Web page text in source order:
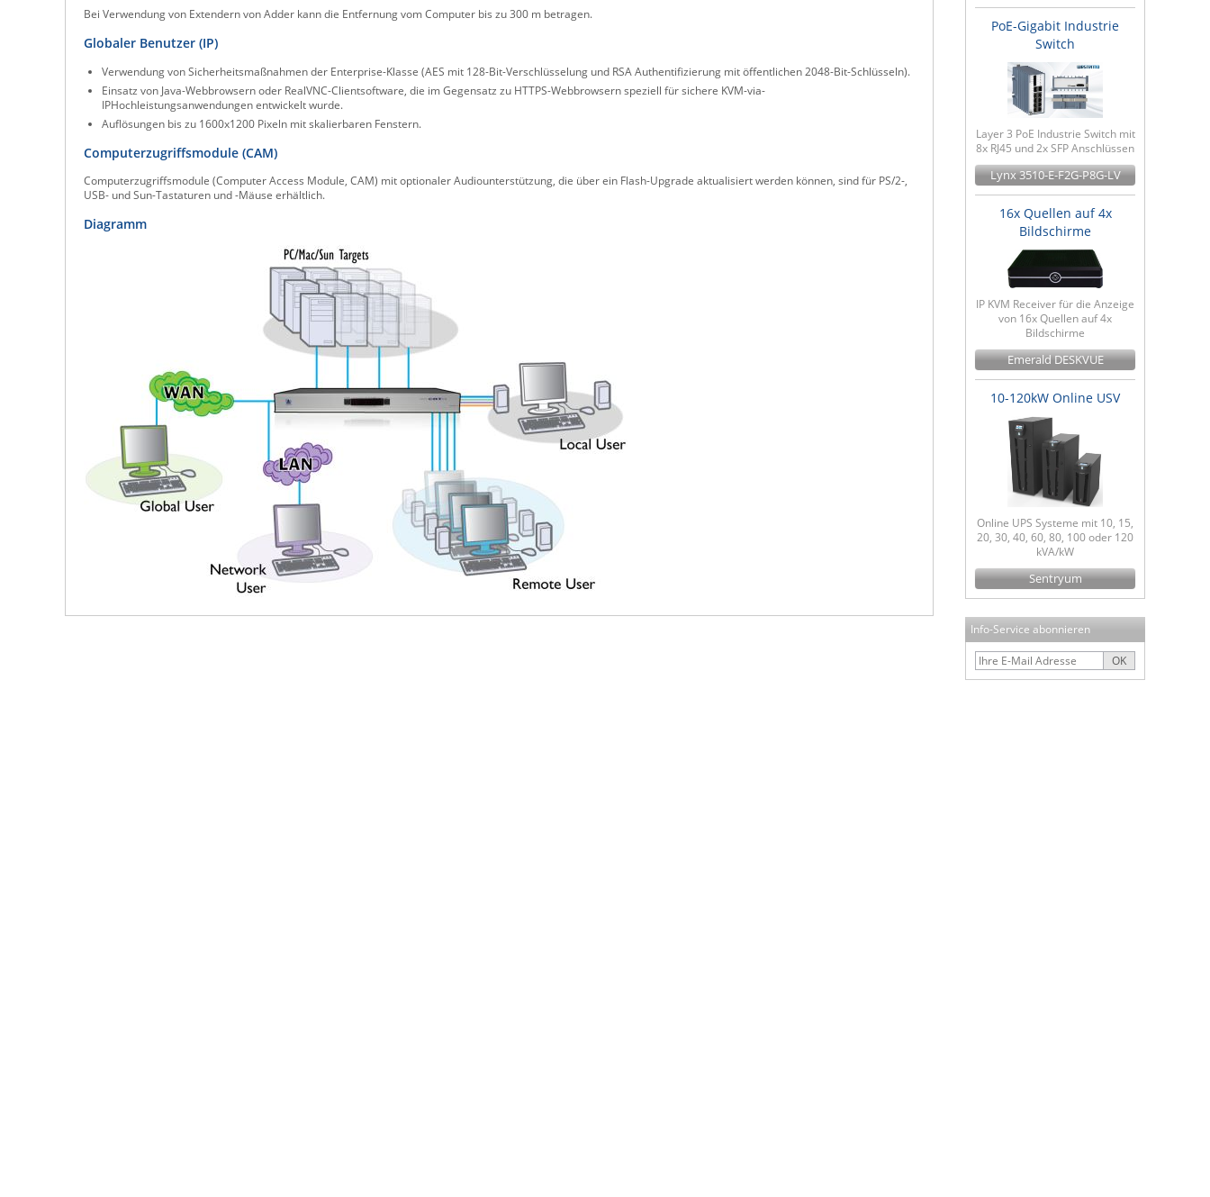
Bei Verwendung von Extendern von Adder kann die Entfernung vom Computer bis zu 300 m betragen.
Globaler Benutzer (IP)
Verwendung von Sicherheitsmaßnahmen der Enterprise-Klasse (AES mit 128-Bit-Verschlüsselung und RSA Authentifizierung mit öffentlichen 2048-Bit-Schlüsseln).
Einsatz von Java-Webbrowsern oder RealVNC-Clientsoftware, die im Gegensatz zu HTTPS-Webbrowsern speziell für sichere KVM-via-
IPHochleistungsanwendungen entwickelt wurde.
Auflösungen bis zu 1600x1200 Pixeln mit skalierbaren Fenstern.
Computerzugriffsmodule (CAM)
Computerzugriffsmodule (Computer Access Module, CAM) mit optionaler Audiounterstützung, die über ein Flash-Upgrade aktualisiert werden können, sind für PS/2-,
USB- und Sun-Tastaturen und -Mäuse erhältlich.
Diagramm
PoE-Gigabit Industrie
Switch
Layer 3 PoE Industrie Switch mit
8x RJ45 und 2x SFP Anschlüssen
Lynx 3510-E-F2G-P8G-LV
16x Quellen auf 4x
Bildschirme
IP KVM Receiver für die Anzeige
von 16x Quellen auf 4x
Bildschirme
Emerald DESKVUE
10-120kW Online USV
Online UPS Systeme mit 10, 15,
20, 30, 40, 60, 80, 100 oder 120
kVA/kW
Sentryum
Info-Service abonnieren
OK